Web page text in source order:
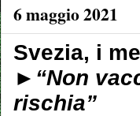
6 maggio 2021
Svezia, i
► “Non
rischia”